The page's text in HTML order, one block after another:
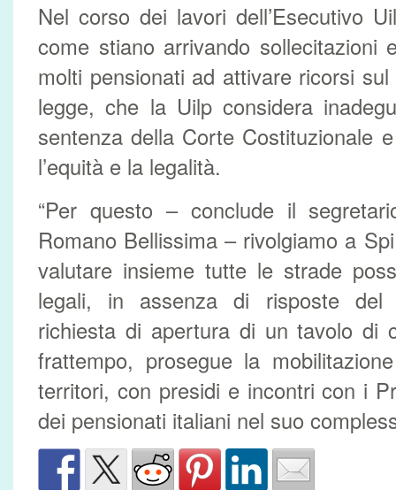
Nel corso dei lavori dell’Esecutivo
come stiano arrivando sollecitazioni
molti pensionati ad attivare ricorsi
legge, che la Uilp considera
sentenza della Corte Costituzionale
l’equità e la legalità.
“Per questo – conclude il
Romano Bellissima – rivolgiamo a
valutare insieme tutte le strade
legali, in assenza di risposte del
richiesta di apertura di un tavolo di
frattempo, prosegue la
territori, con presidi e incontri con i
dei pensionati italiani nel suo